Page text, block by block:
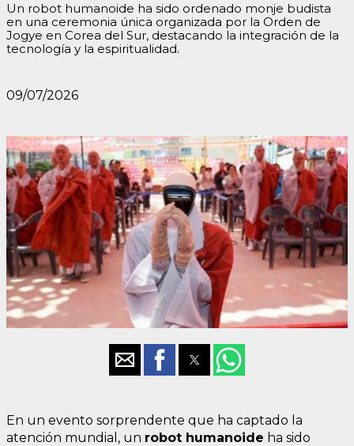
Un robot humanoide ha sido ordenado monje budista
en una ceremonia única organizada por la Orden de
Jogye en Corea del Sur, destacando la integración de la
tecnología y la espiritualidad.
09/07/2026
En un evento sorprendente que ha captado la
atención mundial, un robot humanoide ha sido